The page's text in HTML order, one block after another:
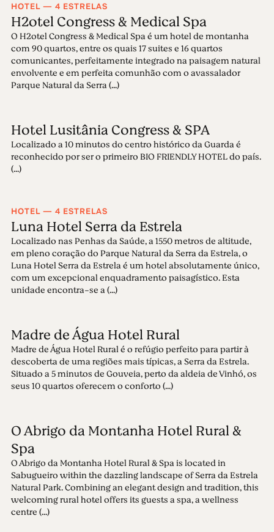
HOTEL — 4 ESTRELAS
H2otel Congress & Medical Spa
O H2otel Congress & Medical Spa é um hotel de montanha
com 90 quartos, entre os quais 17 suites e 16 quartos
comunicantes, perfeitamente integrado na paisagem natural
envolvente e em perfeita comunhão com o avassalador
Parque Natural da Serra (...)
Hotel Lusitânia Congress & SPA
Localizado a 10 minutos do centro histórico da Guarda é
reconhecido por ser o primeiro BIO FRIENDLY HOTEL do país.
(...)
HOTEL — 4 ESTRELAS
Luna Hotel Serra da Estrela
Localizado nas Penhas da Saúde, a 1550 metros de altitude,
em pleno coração do Parque Natural da Serra da Estrela, o
Luna Hotel Serra da Estrela é um hotel absolutamente único,
com um excepcional enquadramento paisagístico. Esta
unidade encontra-se a (...)
Madre de Água Hotel Rural
Madre de Água Hotel Rural é o refúgio perfeito para partir à
descoberta de uma regiões mais típicas, a Serra da Estrela.
Situado a 5 minutos de Gouveia, perto da aldeia de Vinhó, os
seus 10 quartos oferecem o conforto (...)
O Abrigo da Montanha Hotel Rural &
Spa
O Abrigo da Montanha Hotel Rural & Spa is located in
Sabugueiro within the dazzling landscape of Serra da Estrela
Natural Park. Combining an elegant design and tradition, this
welcoming rural hotel offers its guests a spa, a wellness
centre (...)